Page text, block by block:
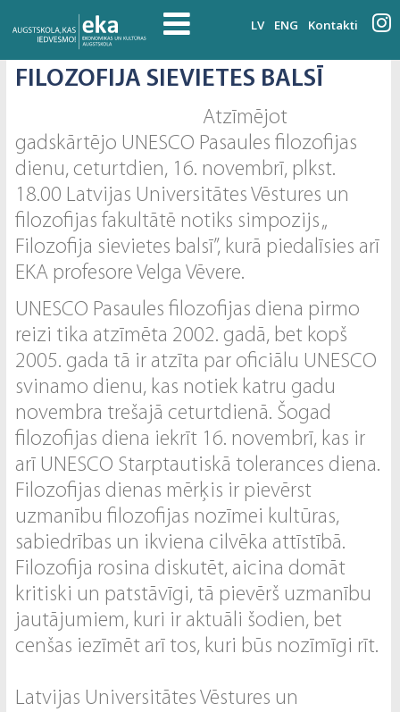
LV ENG Kontakti
FILOZOFIJA SIEVIETES BALSĪ
Atzīmējot
gadskārtējo UNESCO Pasaules filozofijas
dienu, ceturtdien, 16. novembrī, plkst.
18.00 Latvijas Universitātes Vēstures un
filozofijas fakultātē notiks simpozijs „
Filozofija sievietes balsī”, kurā piedalīsies arī
EKA profesore Velga Vēvere.
UNESCO Pasaules filozofijas diena pirmo
reizi tika atzīmēta 2002. gadā, bet kopš
2005. gada tā ir atzīta par oficiālu UNESCO
svinamo dienu, kas notiek katru gadu
novembra trešajā ceturtdienā. Šogad
filozofijas diena iekrīt 16. novembrī, kas ir
arī UNESCO Starptautiskā tolerances diena.
Filozofijas dienas mērķis ir pievērst
uzmanību filozofijas nozīmei kultūras,
sabiedrības un ikviena cilvēka attīstībā.
Filozofija rosina diskutēt, aicina domāt
kritiski un patstāvīgi, tā pievērš uzmanību
jautājumiem, kuri ir aktuāli šodien, bet
cenšas iezīmēt arī tos, kuri būs nozīmīgi rīt.
Latvijas Universitātes Vēstures un